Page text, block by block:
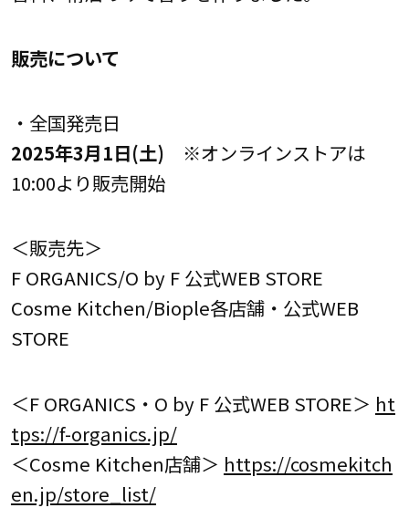
販売について
・全国発売日
2025年3月1日(土) ※オンラインストアは
10:00より販売開始
＜販売先＞
F ORGANICS/O by F 公式WEB STORE
Cosme Kitchen/Biople各店舗・公式WEB
STORE
＜F ORGANICS・O by F 公式WEB STORE＞ ht
tps://f-organics.jp/
＜Cosme Kitchen店舗＞ https://cosmekitch
en.jp/store_list/